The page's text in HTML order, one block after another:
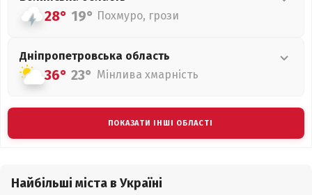
28° 19° Похмуро, грози
Дніпропетровська область
36° 23° Мінлива хмарність
ПОКАЗАТИ ІНШІ ОБЛАСТІ
Найбільші міста в Україні